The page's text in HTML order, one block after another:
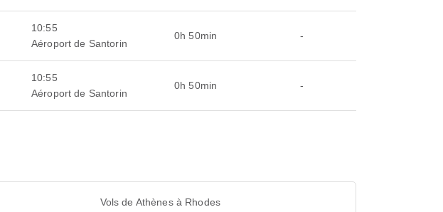
10:55
Aéroport de Santorin
0h 50min -
10:55
Aéroport de Santorin
0h 50min -
Vols de Athènes à Rhodes